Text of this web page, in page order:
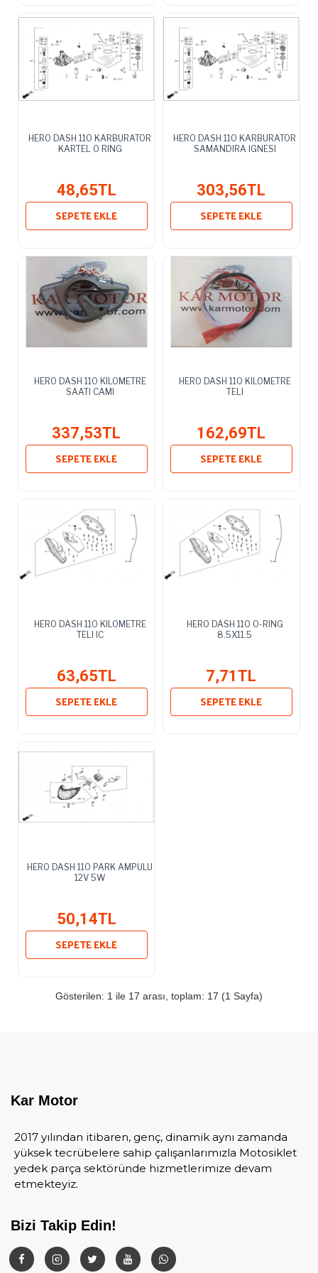
HERO DASH 110 KARBURATOR
KARTEL O RING
48,65TL
SEPETE EKLE
HERO DASH 110 KARBURATOR
SAMANDIRA IGNESI
303,56TL
SEPETE EKLE
HERO DASH 110 KILOMETRE
SAATI CAMI
337,53TL
SEPETE EKLE
HERO DASH 110 KILOMETRE
TELI
162,69TL
SEPETE EKLE
HERO DASH 110 KILOMETRE
TELI IC
63,65TL
SEPETE EKLE
HERO DASH 110 O-RING
8.5X11.5
7,71TL
SEPETE EKLE
HERO DASH 110 PARK AMPULU
12V 5W
50,14TL
SEPETE EKLE
Gösterilen: 1 ile 17 arası, toplam: 17 (1 Sayfa)
Kar Motor
2017 yılından itibaren, genç, dinamik aynı zamanda
yüksek tecrübelere sahip çalışanlarımızla Motosiklet
yedek parça sektöründe hizmetlerimize devam
etmekteyiz.
Bizi Takip Edin!